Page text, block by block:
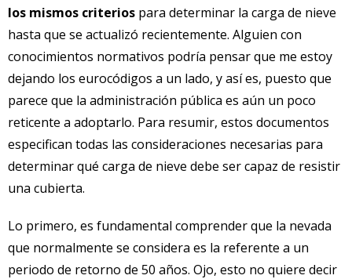
los mismos criterios para determinar la carga de nieve
hasta que se actualizó recientemente. Alguien con
conocimientos normativos podría pensar que me estoy
dejando los eurocódigos a un lado, y así es, puesto que
parece que la administración pública es aún un poco
reticente a adoptarlo. Para resumir, estos documentos
especifican todas las consideraciones necesarias para
determinar qué carga de nieve debe ser capaz de resistir
una cubierta.
Lo primero, es fundamental comprender que la nevada
que normalmente se considera es la referente a un
periodo de retorno de 50 años. Ojo, esto no quiere decir